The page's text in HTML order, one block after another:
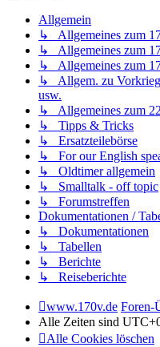
Allgemein
↳ Allgemeines zum
↳ Allgemeines zum
↳ Allgemeines zum
↳ Allgem. zu
usw.
↳ Allgemeines zum
↳ Tipps & Tricks
↳ Ersatzteilebörse
↳ For our English
↳ Oldtimer allgemein
↳ Smalltalk - off topic
↳ Forumstreffen
Dokumentationen /
↳ Dokumentationen
↳ Tabellen
↳ Berichte
↳ Reiseberichte
www.170v.de Foren-
Alle Zeiten sind
Alle Cookies löschen